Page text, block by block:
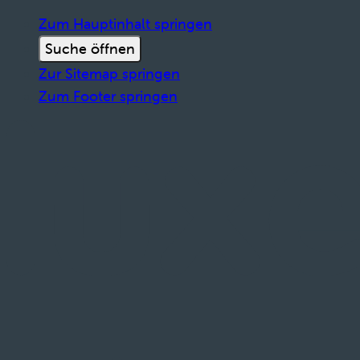
Zum Hauptinhalt springen
Suche öffnen
Zur Sitemap springen
Zum Footer springen